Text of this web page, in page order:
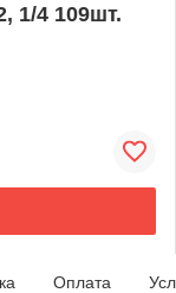
1/4 109шт.
Оплата